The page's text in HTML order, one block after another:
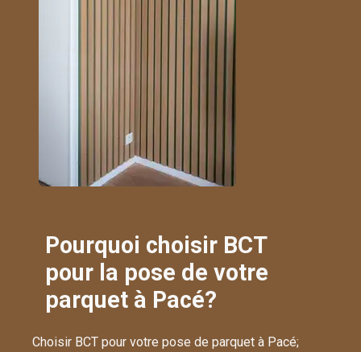
Pourquoi choisir BCT
pour la pose de votre
parquet à Pacé?
Choisir BCT pour votre pose de parquet à Pacé;